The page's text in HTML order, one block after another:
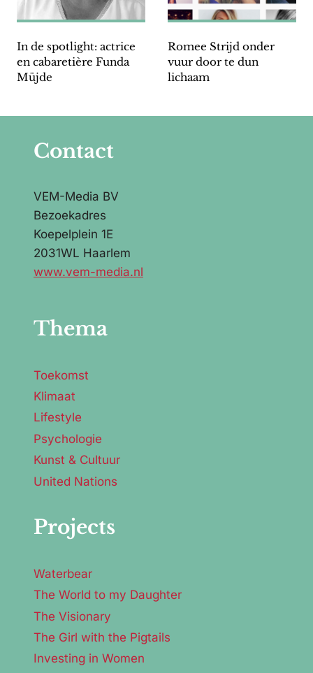
In de spotlight: actrice
en cabaretière Funda
Müjde
Romee Strijd onder
vuur door te dun
lichaam
Contact
VEM-Media BV
Bezoekadres
Koepelplein 1E
2031WL Haarlem
www.vem-media.nl
Thema
Toekomst
Klimaat
Lifestyle
Psychologie
Kunst & Cultuur
United Nations
Projects
Waterbear
The World to my Daughter
The Visionary
The Girl with the Pigtails
Investing in Women